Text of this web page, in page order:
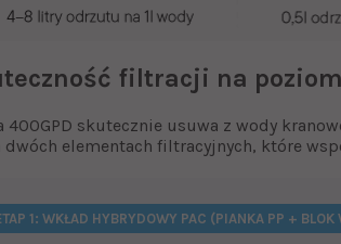
filtracji na
400GPD skutecznie usuwa z wody
dwóch elementach filtracyjnych, które
1: WKŁAD HYBRYDOWY PAC (PIANKA PP + BLOK